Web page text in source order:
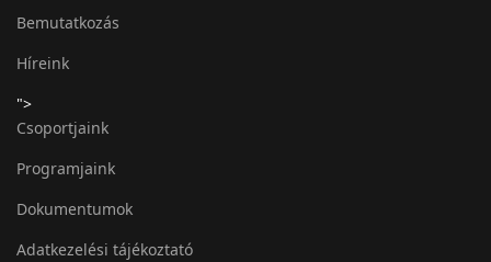
Bemutatkozás
Híreink
">
Csoportjaink
Programjaink
Dokumentumok
Adatkezelési tájékoztató